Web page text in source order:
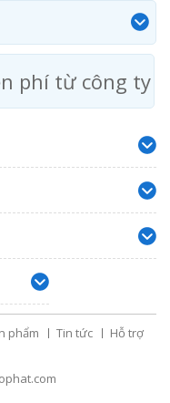
phí từ công ty
phẩm Tin tức
Hỗ trợ